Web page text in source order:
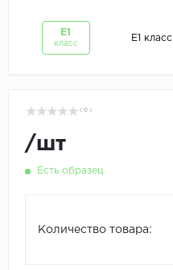
E1
класс
E1 класс
( 0 )
/шт
Есть образец
Количество товара: